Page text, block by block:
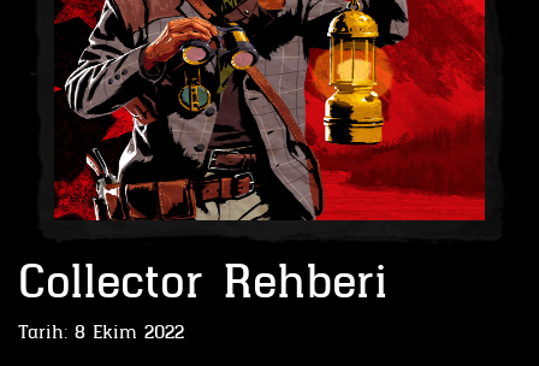
Collector Rehberi
Tarih: 8 Ekim 2022